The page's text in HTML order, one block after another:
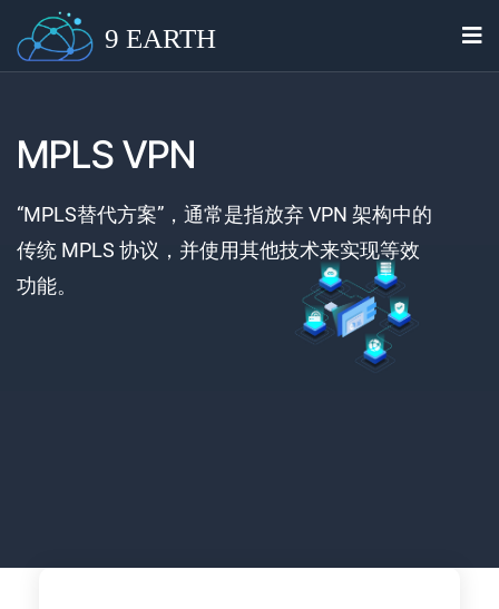
9 EARTH
MPLS VPN
“MPLS替代方案”，通常是指放弃 VPN 架构中的
传统 MPLS 协议，并使用其他技术来实现等效
功能。